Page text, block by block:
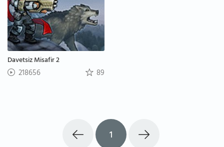
Davetsiz Misafir 2
218656 89
1